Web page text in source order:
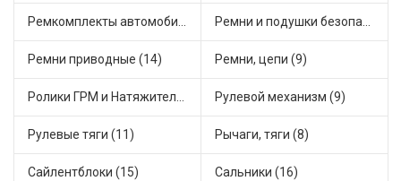
Ремкомплекты автомобильные (15) Ремни и подушки безопасности (1)
Ремни приводные (14) Ремни, цепи (9)
Ролики ГРМ и Натяжители (14) Рулевой механизм (9)
Рулевые тяги (11) Рычаги, тяги (8)
Сайлентблоки (15) Сальники (16)